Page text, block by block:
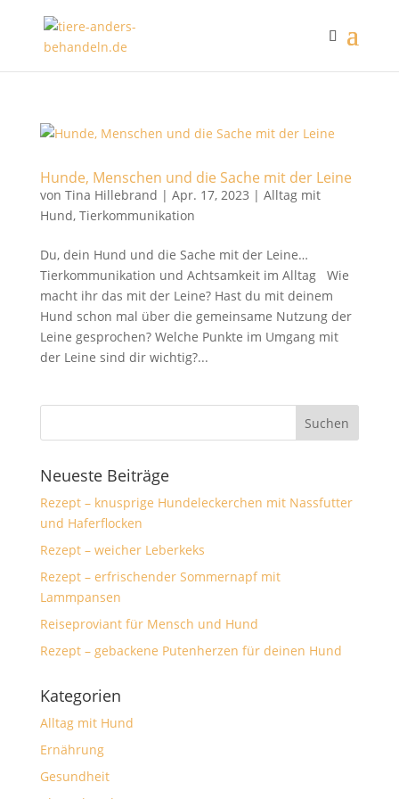
Hunde, Menschen und die Sache mit der Leine
von Tina Hillebrand | Apr. 17, 2023 | Alltag mit
Hund, Tierkommunikation
Du, dein Hund und die Sache mit der Leine…
Tierkommunikation und Achtsamkeit im Alltag Wie
macht ihr das mit der Leine? Hast du mit deinem
Hund schon mal über die gemeinsame Nutzung der
Leine gesprochen? Welche Punkte im Umgang mit
der Leine sind dir wichtig?...
Neueste Beiträge
Rezept – knusprige Hundeleckerchen mit Nassfutter
und Haferflocken
Rezept – weicher Leberkeks
Rezept – erfrischender Sommernapf mit
Lammpansen
Reiseproviant für Mensch und Hund
Rezept – gebackene Putenherzen für deinen Hund
Kategorien
Alltag mit Hund
Ernährung
Gesundheit